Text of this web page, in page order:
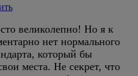
великолепно! Но я к
нет нормального
который бы
места. Не секрет, что